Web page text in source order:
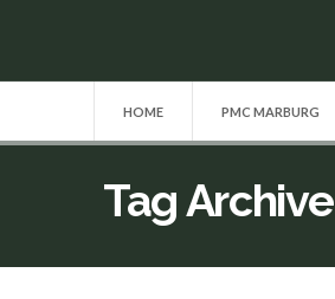
HOME PMC MARBURG
Tag Archive